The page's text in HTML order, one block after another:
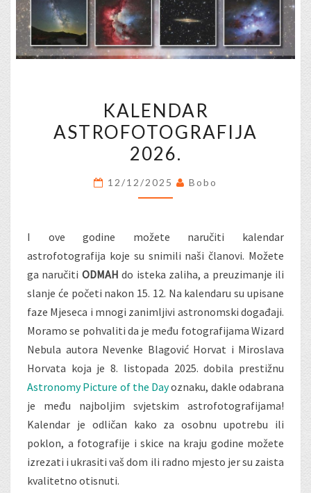
ASTROFOTOGRAFIJA
2026.
KALENDAR
ASTROFOTOGRAFIJA
2026.
12/12/2025 Bobo
I ove godine možete naručiti kalendar
astrofotografija koje su snimili naši članovi. Možete
ga naručiti ODMAH do isteka zaliha, a preuzimanje ili
slanje će početi nakon 15. 12. Na kalendaru su upisane
faze Mjeseca i mnogi zanimljivi astronomski događaji.
Moramo se pohvaliti da je među fotografijama Wizard
Nebula autora Nevenke Blagović Horvat i Miroslava
Horvata koja je 8. listopada 2025. dobila prestižnu
Astronomy Picture of the Dayoznaku, dakle odabrana
je među najboljim svjetskim astrofotografijama!
Kalendar je odličan kako za osobnu upotrebu ili
poklon, a fotografije i skice na kraju godine možete
izrezati i ukrasiti vaš dom ili radno mjesto jer su zaista
kvalitetno otisnuti.